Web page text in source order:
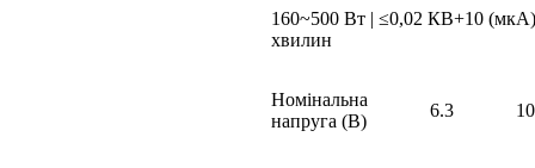
160~500 Вт | ≤0,02 КВ+10 (мкА)
хвилин
Номінальна
напруга (В)
6.3 10